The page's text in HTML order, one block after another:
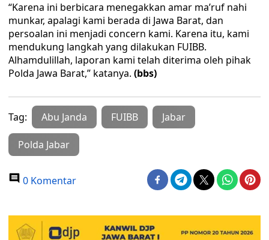
“Karena ini berbicara menegakkan amar ma’ruf nahi
munkar, apalagi kami berada di Jawa Barat, dan
persoalan ini menjadi concern kami. Karena itu, kami
mendukung langkah yang dilakukan FUIBB.
Alhamdulillah, laporan kami telah diterima oleh pihak
Polda Jawa Barat,” katanya. (bbs)
Tag: Abu Janda FUIBB Jabar
Polda Jabar
0 Komentar